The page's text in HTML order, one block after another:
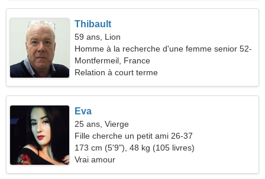
Thibault
59 ans, Lion
Homme à la recherche d'une femme senior 52-
54
Montfermeil, France
Relation à court terme
Eva
25 ans, Vierge
Fille cherche un petit ami 26-37
173 cm (5'9"), 48 kg (105 livres)
Vrai amour